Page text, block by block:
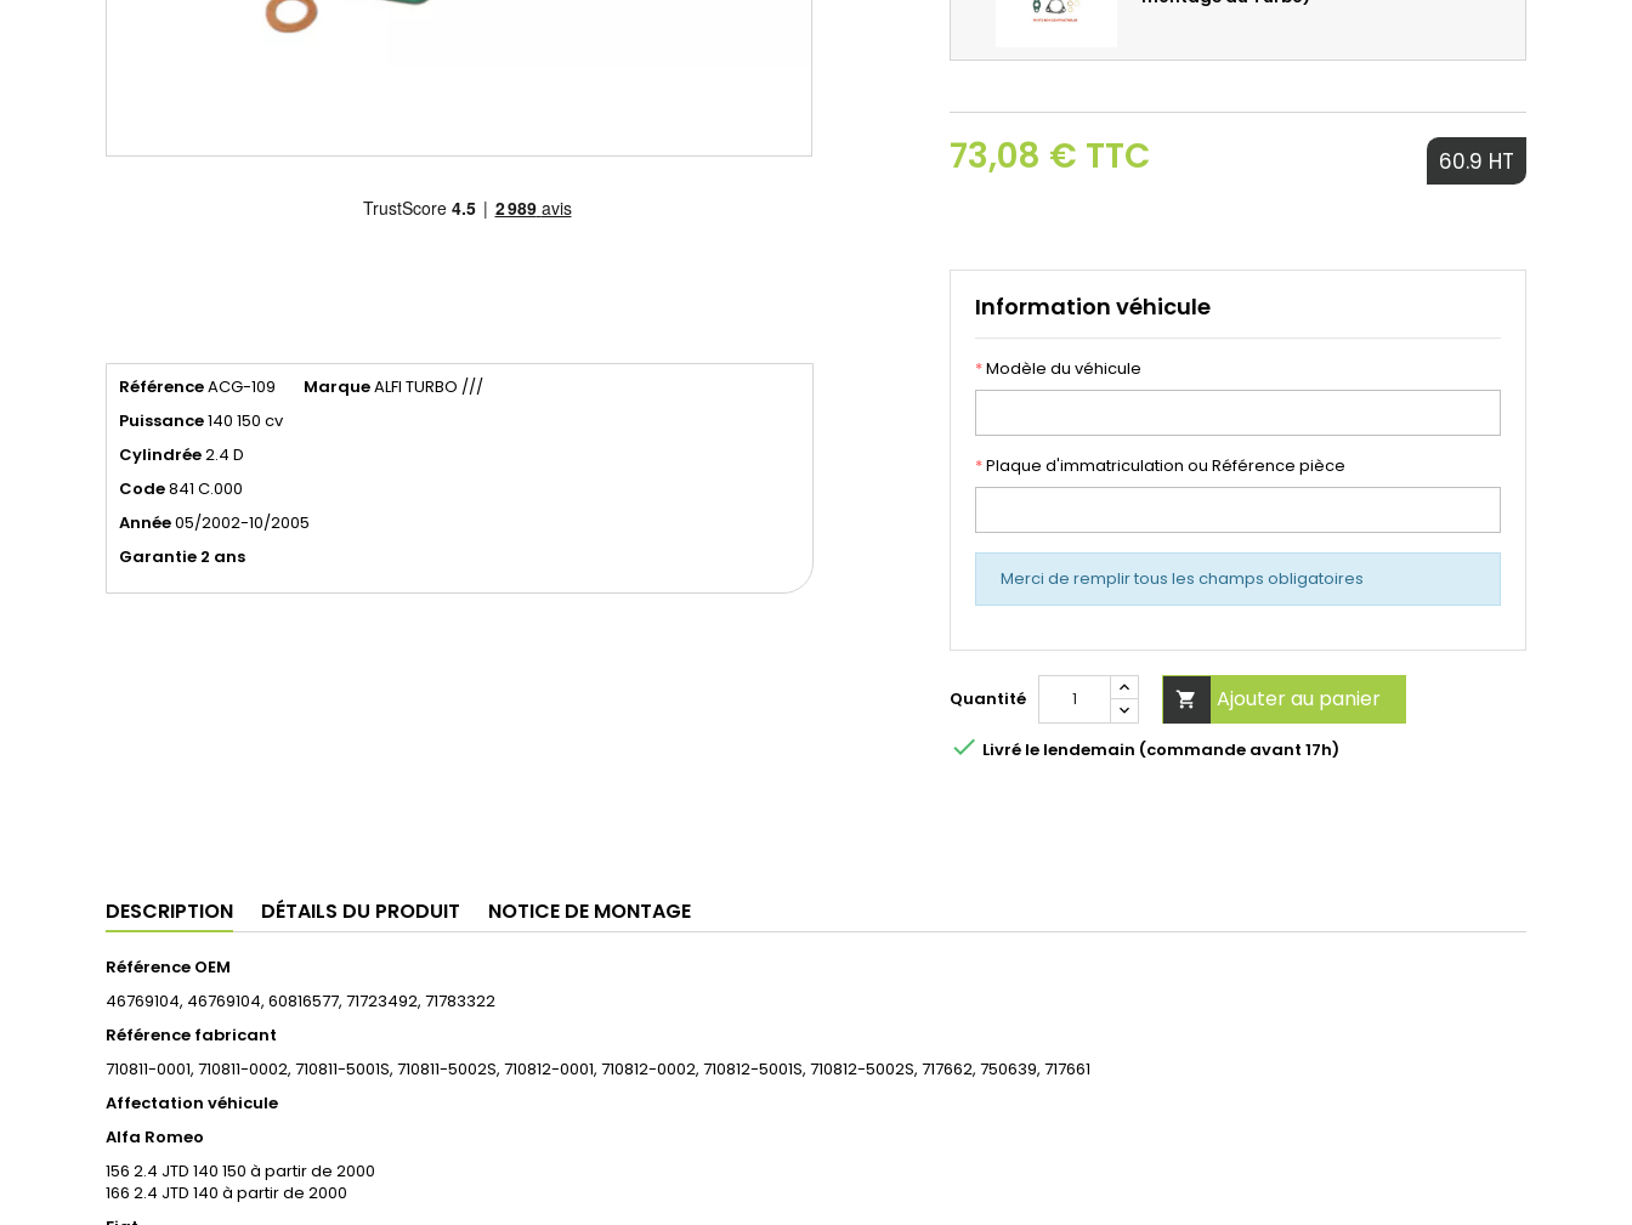
RéférenceACG-109 MarqueALFI TURBO ///
Puissance140 150 cv
Cylindrée2.4 D
Code841 C.000
Année05/2002-10/2005
Garantie 2 ans
73,08 € TTC 60.9 HT
Information véhicule
*Modèle du véhicule
*Plaque d'immatriculation ou Référence pièce
Merci de remplir tous les champs obligatoires
Quantité  Ajouter au panier
 Livré le lendemain (commande avant 17h)
DESCRIPTION DÉTAILS DU PRODUIT NOTICE DE MONTAGE
Référence OEM
46769104, 46769104, 60816577, 71723492, 71783322
Référence fabricant
710811-0001, 710811-0002, 710811-5001S, 710811-5002S, 710812-0001, 710812-0002, 710812-5001S, 710812-5002S, 717662, 750639, 717661
Affectation véhicule
Alfa Romeo
156 2.4 JTD 140 150 à partir de 2000
166 2.4 JTD 140 à partir de 2000